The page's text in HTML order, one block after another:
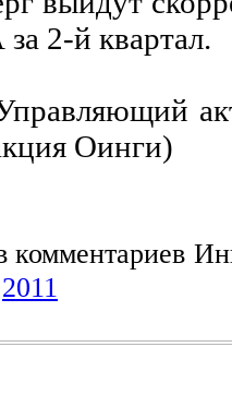
2-й квартал.
Оинги)
комментариев
2011